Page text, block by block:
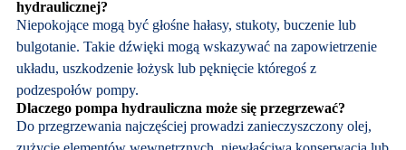
hydraulicznej?
Niepokojące mogą być głośne hałasy, stukoty, buczenie lub
bulgotanie. Takie dźwięki mogą wskazywać na zapowietrzenie
układu, uszkodzenie łożysk lub pęknięcie któregoś z
podzespołów pompy.
Dlaczego pompa hydrauliczna może się przegrzewać?
Do przegrzewania najczęściej prowadzi zanieczyszczony olej,